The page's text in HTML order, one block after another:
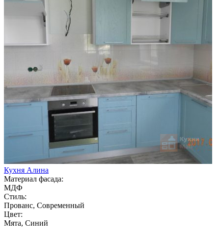
Кухня Алина
Материал фасада:
МДФ
Стиль:
Прованс, Современный
Цвет:
Мята, Синий